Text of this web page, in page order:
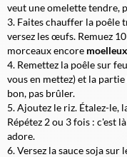
veut une omelettetendre,
Faites chauffer la poêle
versez les œufs. Remuez
morceaux encore moelleux
Remettez la poêle sur
vous en mettez) et la
bon, pas brûler.
Ajoutez le riz. Étalez-le,
Répétez 2 ou 3 fois : c'est
adore.
Versez la sauce soja sur